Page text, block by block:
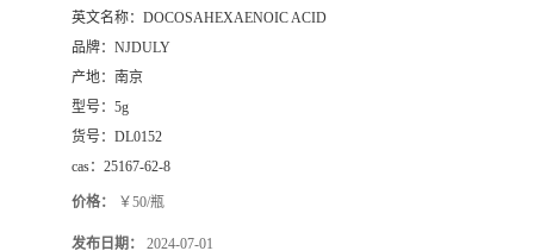
英文名称： DOCOSAHEXAENOIC ACID
品牌： NJDULY
产地： 南京
型号： 5g
货号： DL0152
cas： 25167-62-8
价格： ￥50/瓶
发布日期： 2024-07-01